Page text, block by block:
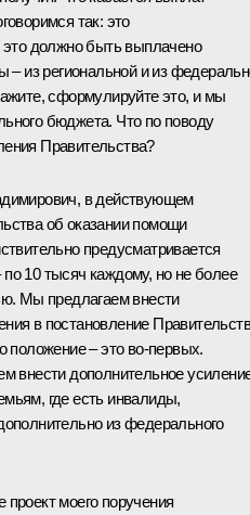
так: это
это должно быть выплачено
– из региональной и из
сформулируйте это, и мы
бюджета. Что по поводу
Правительства?
в действующем
об оказании помощи
предусматривается
10 тысяч каждому, но не более
Мы предлагаем внести
в постановление
положение – это во‑первых.
внести дополнительное
где есть инвалиды,
из федерального
моего поручения